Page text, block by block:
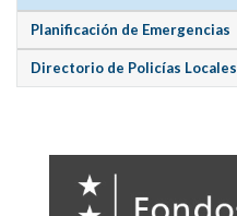
Planificación de Emergencias
Directorio de Policías Locales